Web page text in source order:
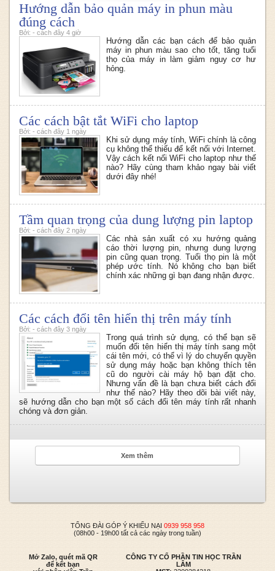
Hướng dẫn bảo quản máy in phun màu
đúng cách
Bởi: - cách đây 4 giờ
Hướng dẫn các bạn cách để bảo quản
máy in phun màu sao cho tốt, tăng tuổi
thọ của máy in làm giảm nguy cơ hư
hỏng.
Các cách bật tắt WiFi cho laptop
Bởi: - cách đây 1 ngày
Khi sử dụng máy tính, WiFi chính là công
cụ không thể thiếu để kết nối với Internet.
Vậy cách kết nối WiFi cho laptop như thế
nào? Hãy cùng tham khảo ngay bài viết
dưới đây nhé!
Tầm quan trọng của dung lượng pin laptop
Bởi: - cách đây 2 ngày
Các nhà sản xuất có xu hướng quảng
cáo thời lượng pin, nhưng dung lượng
pin cũng quan trọng. Tuổi thọ pin là một
phép ước tính. Nó không cho bạn biết
chính xác những gì bạn đang nhận được.
Các cách đổi tên hiển thị trên máy tính
Bởi: - cách đây 3 ngày
Trong quá trình sử dụng, có thể bạn sẽ
muốn đổi tên hiển thị máy tính sang một
cái tên mới, có thể vì lý do chuyển quyền
sử dụng máy hoặc bạn không thích tên
cũ do người cài máy hộ bạn đặt cho.
Nhưng vấn đề là bạn chưa biết cách đổi
như thế nào? Hãy theo dõi bài viết này,
sẽ hướng dẫn cho bạn một số cách đổi tên máy tính rất nhanh
chóng và đơn giản.
Xem thêm
TỔNG ĐÀI GÓP Ý KHIẾU NẠI 0939 958 958
(08h00 - 19h00 tất cả các ngày trong tuần)
Mở Zalo, quét mã QR
để kết bạn
CÔNG TY CỔ PHẦN TIN HỌC TRẦN
LÂM